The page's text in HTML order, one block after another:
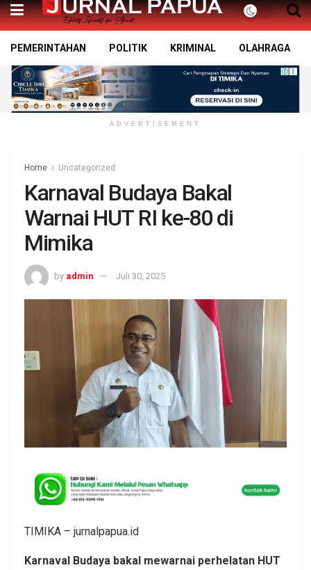
PEMERINTAHAN POLITIK KRIMINAL OLAHRAGA
ADVERTISEMENT
Home Uncategorized
Karnaval Budaya Bakal
Warnai HUT RI ke-80 di
Mimika
by admin Juli 30, 2025
TIMIKA – jurnalpapua.id
Karnaval Budaya bakal mewarnai perhelatan HUT